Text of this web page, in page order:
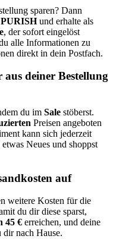
sparen? Dann
und erhalte als
, der sofort eingelöst
alle Informationen zu
direkt in dein Postfach.
deiner Bestellung
du im Sale stöberst.
Preisen angeboten
kann sich jederzeit
Neues und shoppst
auf
weitere Kosten für die
du dir diese sparst,
45 € erreichen, und deine
nach Hause.